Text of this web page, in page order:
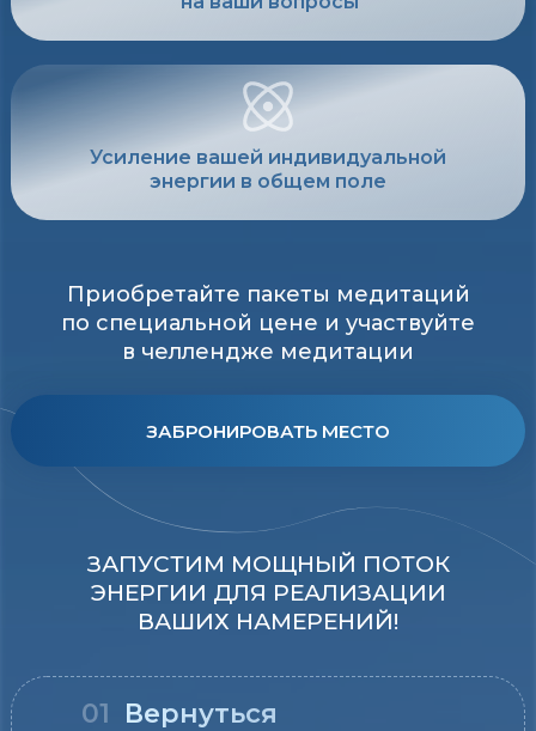
Усиление вашей индивидуальной
энергии в общем поле
Приобретайте пакеты медитаций
по специальной цене и участвуйте
в челлендже медитации
ЗАБРОНИРОВАТЬ МЕСТО
ЗАПУСТИМ МОЩНЫЙ ПОТОК
ЭНЕРГИИ ДЛЯ РЕАЛИЗАЦИИ
ВАШИХ НАМЕРЕНИЙ!
01 Вернуться